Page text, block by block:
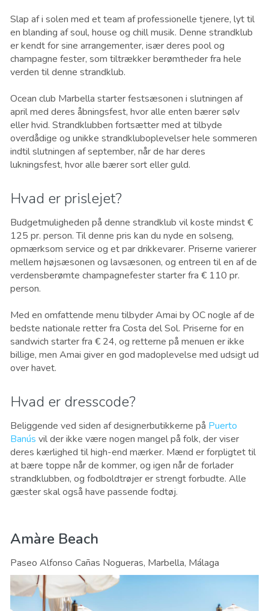
Slap af i solen med et team af professionelle tjenere, lyt til
en blanding af soul, house og chill musik. Denne strandklub
er kendt for sine arrangementer, især deres pool og
champagne fester, som tiltrækker berømtheder fra hele
verden til denne strandklub.
Ocean club Marbella starter festsæsonen i slutningen af ​​
april med deres åbningsfest, hvor alle enten bærer sølv
eller hvid. Strandklubben fortsætter med at tilbyde
overdådige og unikke strandkluboplevelser hele sommeren
indtil slutningen af ​​september, når de har deres
lukningsfest, hvor alle bærer sort eller guld.
Hvad er prislejet?
Budgetmuligheden på denne strandklub vil koste mindst €
125 pr. person. Til denne pris kan du nyde en solseng,
opmærksom service og et par drikkevarer. Priserne varierer
mellem højsæsonen og lavsæsonen, og entreen til en af de
​​verdensberømte champagnefester starter fra € 110 pr.
person.
Med en omfattende menu tilbyder Amai by OC nogle af de
bedste nationale retter fra Costa del Sol. Priserne for en
sandwich starter fra € 24, og retterne på menuen er ikke
billige, men Amai giver en god madoplevelse med udsigt ud
over havet.
Hvad er dresscode?
Beliggende ved siden af ​​designerbutikkerne på Puerto
Banús vil der ikke være nogen mangel på folk, der viser
deres kærlighed til high-end mærker. Mænd er forpligtet til
at bære toppe når de kommer, og igen når de forlader
strandklubben, og fodboldtrøjer er strengt forbudte. Alle
gæster skal også have passende fodtøj.
Amàre Beach
Paseo Alfonso Cañas Nogueras, Marbella, Málaga